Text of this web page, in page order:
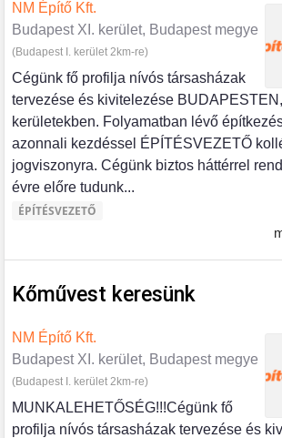
NM Építő Kft.
Budapest XI. kerület, Budapest megye
(Budapest I. kerület 2km-re)
Cégünk fő profilja nívós társasházak
tervezése és kivitelezése
kerületekben. Folyamatban lévő
azonnali kezdéssel ÉPÍTÉSVEZETŐ
jogviszonyra. Cégünk biztos háttérrel
évre előre tudunk...
ÉPÍTÉSVEZETŐ
Kőművest keresünk
NM Építő Kft.
Budapest XI. kerület, Budapest megye
(Budapest I. kerület 2km-re)
MUNKALEHETŐSÉG!!!Cégünk fő
profilja nívós társasházak tervezése és